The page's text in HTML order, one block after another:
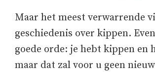
Maar het meest verwarrende
geschiedenis over kippen.
goede orde: je hebt kippen en
maar dat zal voor u geen